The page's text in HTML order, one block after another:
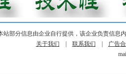
站部分信息由企业自行提供，该企业负责信息
关于我们
联系我们
广告